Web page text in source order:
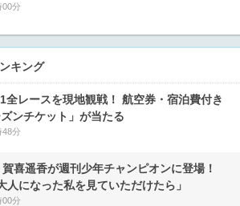
00分
キング
全レースを現地観戦！ 航空券・宿泊費付き
ズンチケット」が当たる
48分
喜遥香が週刊少年チャンピオンに登場！
人になった私を見ていただけたら」
00分